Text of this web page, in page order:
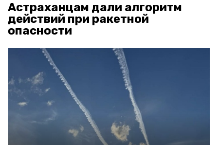
Астраханцам дали алгоритм
действий при ракетной
опасности